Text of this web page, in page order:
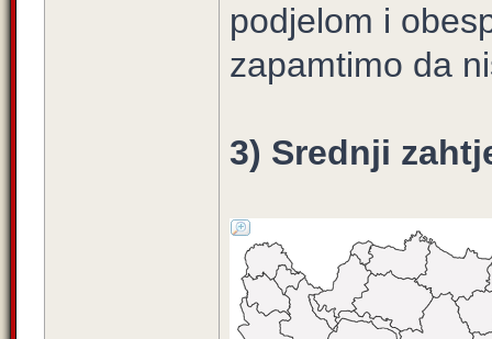
podjelom i
zapamtimo da
3) Srednji